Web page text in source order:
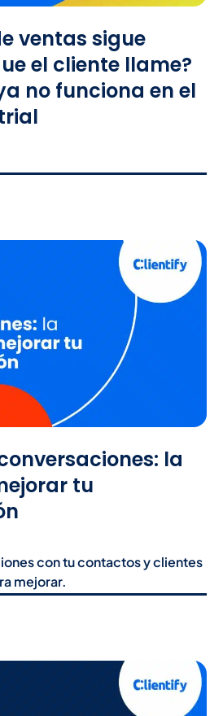
ventas sigue
el cliente llame?
no funciona en el
la
tu
con tu contactos y clientes
mejorar.